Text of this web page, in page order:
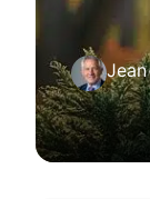
Jean